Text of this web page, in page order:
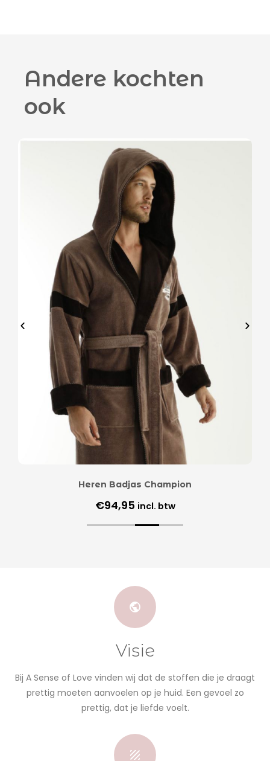
Andere kochten
ook
Heren Badjas Champion
€94,95 incl. btw
Visie
Bij A Sense of Love vinden wij dat de stoffen die je draagt
prettig moeten aanvoelen op je huid. Een gevoel zo
prettig, dat je liefde voelt.